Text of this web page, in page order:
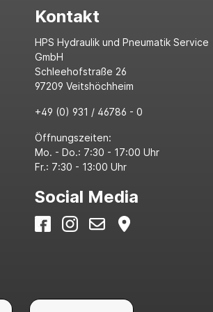
Kontakt
HPS Hydraulik und Pneumatik Service
GmbH
Schleehofstraße 26
97209 Veitshöchheim
+49 (0) 931 / 46786 - 0
Öffnungszeiten:
Mo. - Do.: 7:30 - 17:00 Uhr
Fr.: 7:30 - 13:00 Uhr
Social Media